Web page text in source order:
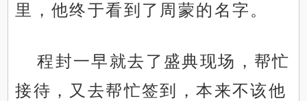
里，他终于看到了周蒙的名字。
程封一早就去了盛典现场，帮忙
接待，又去帮忙签到，本来不该他